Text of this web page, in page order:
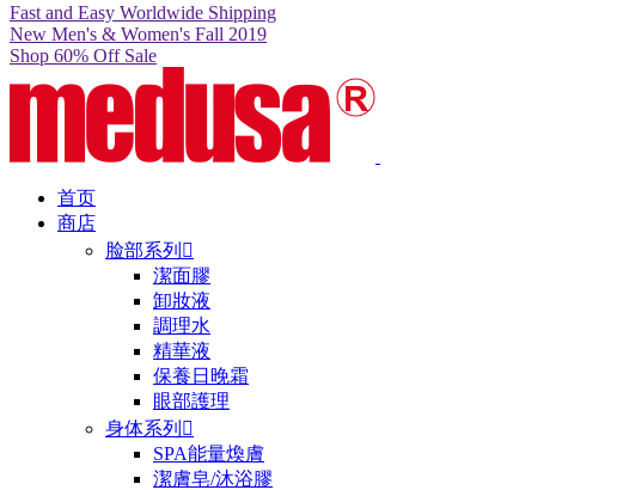
Fast and Easy Worldwide Shipping
New Men's & Women's Fall 2019
Shop 60% Off Sale
首页
商店
脸部系列 
潔面膠
卸妝液
調理水
精華液
保養日晚霜
眼部護理
身体系列 
SPA能量煥膚
潔膚皂/沐浴膠